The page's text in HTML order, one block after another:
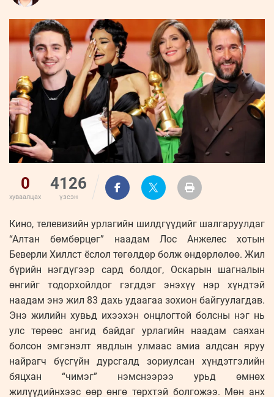
Бүртгүүлэх
Нэвтрэх
хөгжил
Leaderships
forum
ФОТО
УРЛАГ
ҮНДЭСНИЙ
МЭДЭЭЛЛИЙН
ТӨВ
ZUUNII
MEDEE
WEEKLY
0
хуваалцах
4126
үзсэн
Кино, телевизийн урлагийн шилдгүүдийг шалгаруулдаг
“Алтан бөмбөрцөг” наадам Лос Анжелес хотын
Беверли Хиллст ёслол төгөлдөр болж өндөрлөлөө. Жил
бүрийн нэгдүгээр сард болдог, Оскарын шагналын
өнгийг тодорхойлдог гэгддэг энэхүү нэр хүндтэй
наадам энэ жил 83 дахь удаагаа зохион байгуулагдав.
Энэ жилийн хувьд ихээхэн онцлогтой болсны нэг нь
улс төрөөс ангид байдаг урлагийн наадам саяхан
болсон эмгэнэлт явдлын улмаас амиа алдсан яруу
найрагч бүсгүйн дурсгалд зориулсан хүндэтгэлийн
бяцхан “чимэг” нэмснээрээ урьд өмнөх
жилүүдийнхээс өөр өнгө төрхтэй болгожээ. Мөн анх